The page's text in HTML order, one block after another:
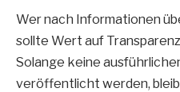
Wer nach Informationen
sollte Wert auf
Solange keine
veröffentlicht werden,